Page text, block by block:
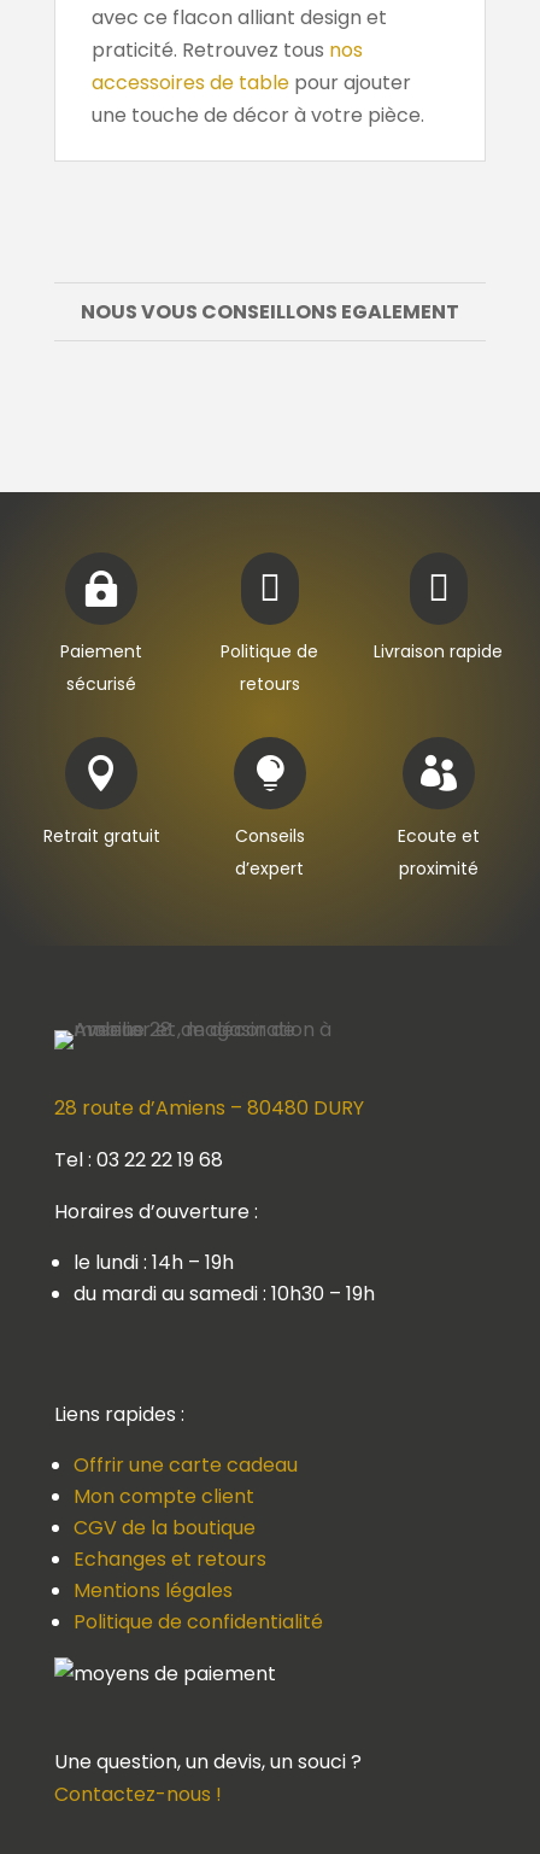
avec ce flacon alliant design et
praticité. Retrouvez tous nos
accessoires de tablepour ajouter
une touche de décor à votre pièce.
NOUS VOUS CONSEILLONS EGALEMENT

Paiement
sécurisé

Politique de
retours

Livraison rapide

Retrait gratuit

Conseils
d’expert

Ecoute et
proximité
28 route d’Amiens – 80480 DURY
Tel : 03 22 22 19 68
Horaires d’ouverture :
le lundi : 14h – 19h
du mardi au samedi : 10h30 – 19h
Liens rapides :
Offrir une carte cadeau
Mon compte client
CGV de la boutique
Echanges et retours
Mentions légales
Politique de confidentialité
Une question, un devis, un souci ?
Contactez-nous !